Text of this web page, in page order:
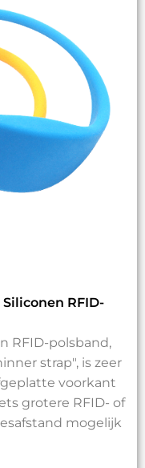
RFID-
RFID-polsband,
strap", is zeer
voorkant
grotere RFID- of
mogelijk